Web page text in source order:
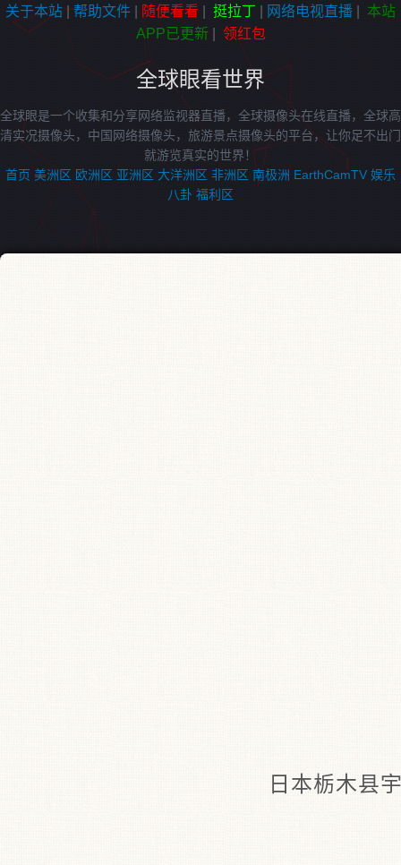
关于本站|帮助文件 | 随便看看 挺拉丁 网络电视直播
本站
APP已更新| 领红包
全球眼看世界
全球眼是一个收集和分享网络监视器直播，全球摄像头在线直播，全球高
清实况摄像头，中国网络摄像头，旅游景点摄像头的平台，让你足不出门
就游览真实的世界！
首页 美洲区 欧洲区 亚洲区 大洋洲区 非洲区 南极洲 EarthCamTV 娱乐
八卦 福利区
日本栃木县